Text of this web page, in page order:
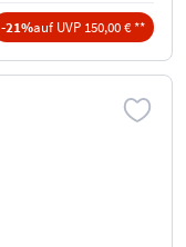
-21%auf UVP 150,00 € **